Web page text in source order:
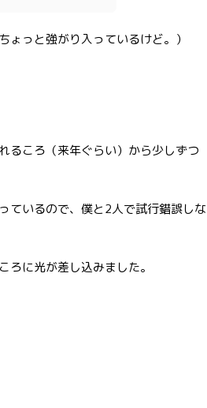
っと強がり入っているけど。）
るころ（来年ぐらい）から少しずつ
ているので、僕と2人で試行錯誤しな
に光が差し込みました。